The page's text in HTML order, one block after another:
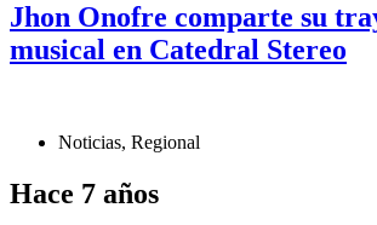
Jhon Onofre comparte su
musical en Catedral Stereo
Noticias, Regional
Hace 7 años